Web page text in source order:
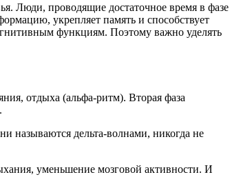
Люди, проводящие достаточное время в фазе
укрепляет память и способствует
функциям. Поэтому важно уделять
отдыха (альфа-ритм). Вторая фаза
называются дельта-волнами, никогда не
уменьшение мозговой активности. И